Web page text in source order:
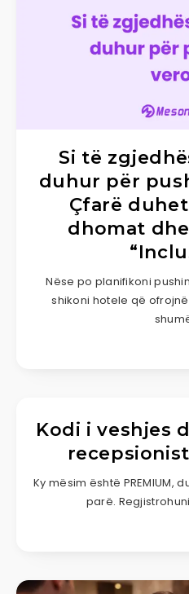
Si të
duhur për
Çfarë
dhomat
Nëse po planifikoni
shikoni hotele që
Kodi i veshjes
Ky mësim është PREMIUM,
parë.